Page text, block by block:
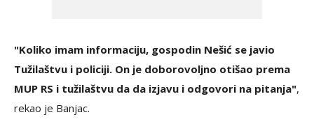
"Koliko imam informaciju, gospodin Nešić se javio
Tužilaštvu i policiji. On je doborovoljno otišao prema
MUP RS i tužilaštvu da da izjavu i odgovori na pitanja",
rekao je Banjac.